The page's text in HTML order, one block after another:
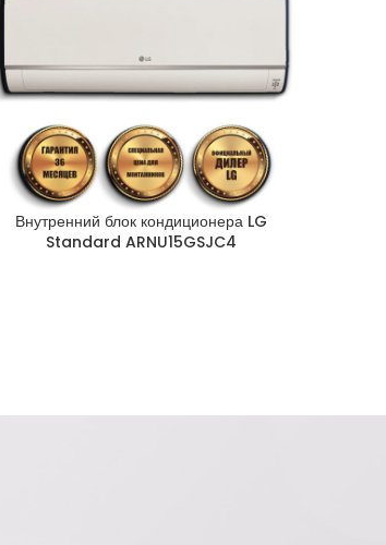
Внутренний блок кондиционера LG
Standard ARNU15GSJC4